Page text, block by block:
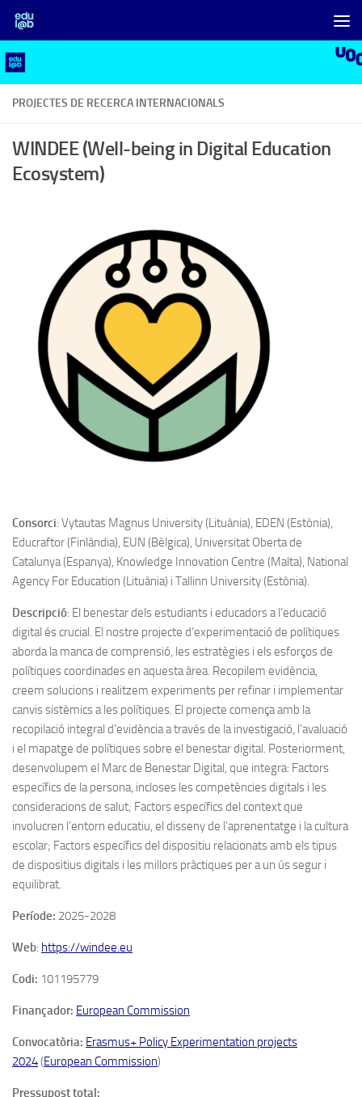
Skip to content
PROJECTES DE RECERCA INTERNACIONALS
WINDEE (Well-being in Digital Education
Ecosystem)
Consorci: Vytautas Magnus University (Lituània), EDEN (Estònia),
Educraftor (Finlàndia), EUN (Bèlgica), Universitat Oberta de
Catalunya (Espanya), Knowledge Innovation Centre (Malta), National
Agency For Education (Lituània) i Tallinn University (Estònia).
Descripció: El benestar dels estudiants i educadors a l’educació
digital és crucial. El nostre projecte d’experimentació de polítiques
aborda la manca de comprensió, les estratègies i els esforços de
polítiques coordinades en aquesta àrea. Recopilem evidència,
creem solucions i realitzem experiments per refinar i implementar
canvis sistèmics a les polítiques. El projecte comença amb la
recopilació integral d’evidència a través de la investigació, l’avaluació
i el mapatge de polítiques sobre el benestar digital. Posteriorment,
desenvolupem el Marc de Benestar Digital, que integra: Factors
específics de la persona, incloses les competències digitals i les
consideracions de salut; Factors específics del context que
involucren l’entorn educatiu, el disseny de l’aprenentatge i la cultura
escolar; Factors específics del dispositiu relacionats amb els tipus
de dispositius digitals i les millors pràctiques per a un ús segur i
equilibrat.
Període: 2025-2028
Web: https://windee.eu
Codi: 101195779
Finançador: European Commission
Convocatòria: Erasmus+ Policy Experimentation projects
2024(European Commission)
Pressupost total: